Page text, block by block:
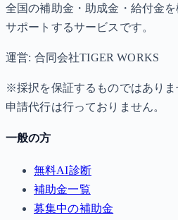
全国の補助金・助成金・給付金
サポートするサービスです。
運営: 合同会社TIGER WORKS
※採択を保証するものではありま
申請代行は行っておりません。
一般の方
無料AI診断
補助金一覧
募集中の補助金